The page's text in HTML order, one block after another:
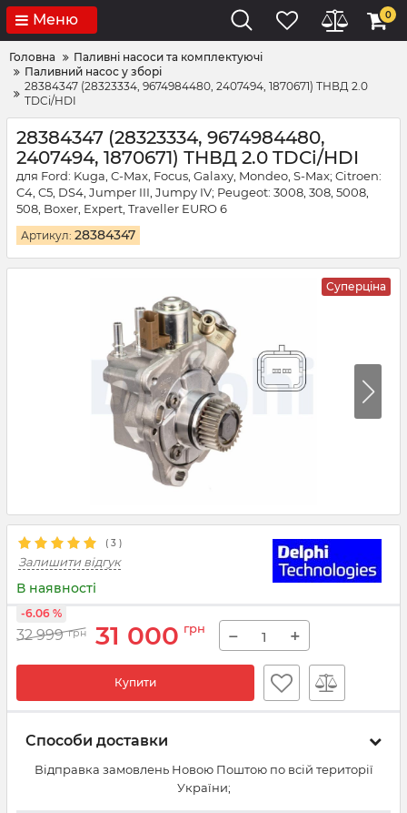
Меню 0
Головна
Паливні насоси та комплектуючі
Паливний насос у зборі
28384347 (28323334, 9674984480, 2407494, 1870671) ТНВД 2.0
TDCi/HDI
28384347 (28323334, 9674984480,
2407494, 1870671) ТНВД 2.0 TDCi/HDI
для Ford: Kuga, C-Max, Focus, Galaxy, Mondeo, S-Max; Citroen:
C4, C5, DS4, Jumper III, Jumpy IV; Peugeot: 3008, 308, 5008,
508, Boxer, Expert, Traveller EURO 6
Артикул: 28384347
Суперціна
( 3 )
Залишити відгук
В наявності
32 999 грн 31 000 грн
-6.06 %
− +
Купити
Способи доставки
Відправка замовлень Новою Поштою по всій території
України;